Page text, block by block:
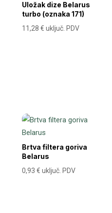
Uložak dize Belarus
turbo (oznaka 171)
11,28 € uključ. PDV
Brtva filtera goriva
Belarus
0,93 € uključ. PDV